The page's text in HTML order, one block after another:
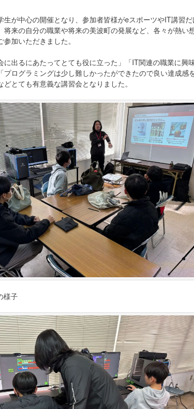
生が中心の開催となり、参加者皆様がeスポーツやIT講習だ
将来の自分の職業や将来の美波町の発展など、各々が熱い
加いただきました。
に出るにあたってとても役に立った」「IT関連の職業に興
プログラミングは少し難しかったができたので良い達成感
どとても有意義な講習会となりました。
様子